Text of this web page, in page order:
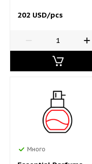
202 USD/pcs
Много